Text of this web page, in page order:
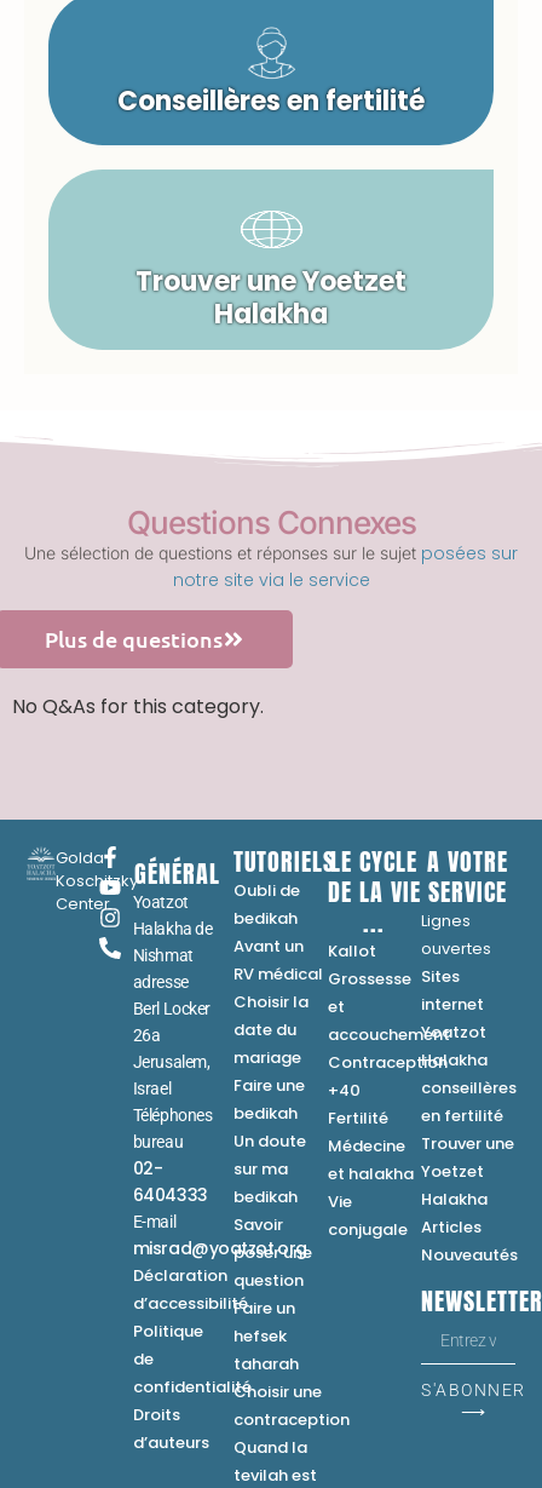
Conseillères en fertilité
Trouver une Yoetzet
Halakha
Questions Connexes
Une sélection de questions et réponses sur le sujet posées sur
notre site via le service
Plus de questions
No Q&As for this category.
Golda
Koschitzky
Center
GÉNÉRAL
Yoatzot
Halakha de
Nishmat
adresse
Berl Locker
26a
Jerusalem,
Israel
Téléphones
bureau
02-
6404333
E-mail
misrad@yoatzot.org
Déclaration
d’accessibilité
Politique
de
confidentialité
Droits
d’auteurs
TUTORIELS
Oubli de
bedikah
Avant un
RV médical
Choisir la
date du
mariage
Faire une
bedikah
Un doute
sur ma
bedikah
Savoir
poser une
question
Faire un
hefsek
taharah
Choisir une
contraception
Quand la
tevilah est
LE CYCLE
DE LA VIE
...
Kallot
Grossesse
et
accouchement
Contraception
+40
Fertilité
Médecine
et halakha
Vie
conjugale
A VOTRE
SERVICE
Lignes
ouvertes
Sites
internet
Yoatzot
Halakha
conseillères
en fertilité
Trouver une
Yoetzet
Halakha
Articles
Nouveautés
S'ABONNER
⟶